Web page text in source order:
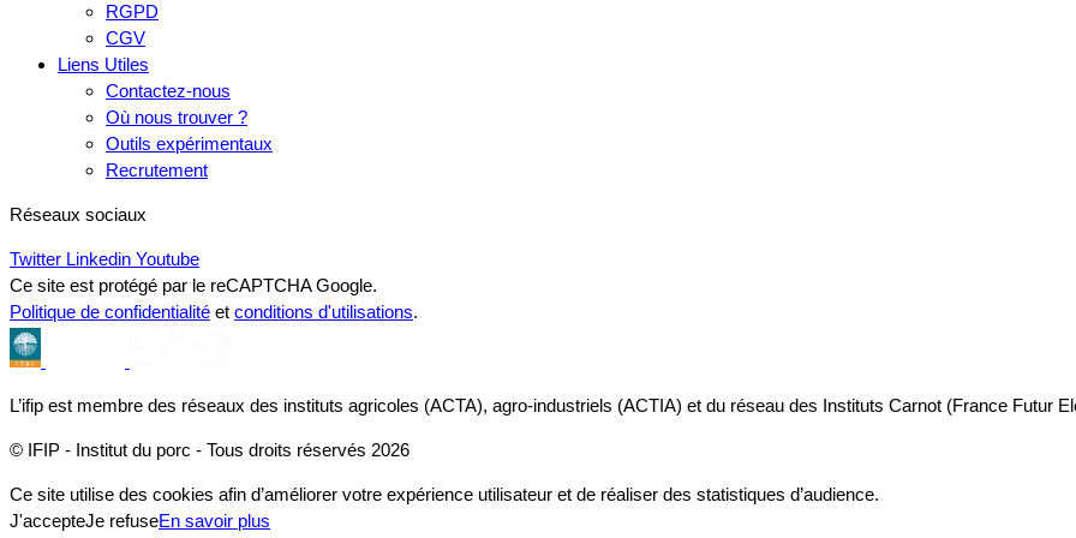
RGPD
CGV
Liens Utiles
Contactez-nous
Où nous trouver ?
Outils expérimentaux
Recrutement
Réseaux sociaux
Twitter Linkedin Youtube
Ce site est protégé par le reCAPTCHA Google.
Politique de confidentialité et conditions d'utilisations.
L’ifip est membre des réseaux des instituts agricoles (ACTA), agro-industriels (ACTIA) et du réseau des Instituts Carnot (France Futur
© IFIP - Institut du porc - Tous droits réservés 2026
Ce site utilise des cookies afin d’améliorer votre expérience utilisateur et de réaliser des statistiques d’audience.
J'accepteJe refuseEn savoir plus